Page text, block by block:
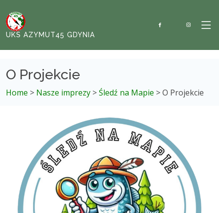
UKS AZYMUT45 GDYNIA
O Projekcie
Home > Nasze imprezy >Śledź na Mapie > O Projekcie